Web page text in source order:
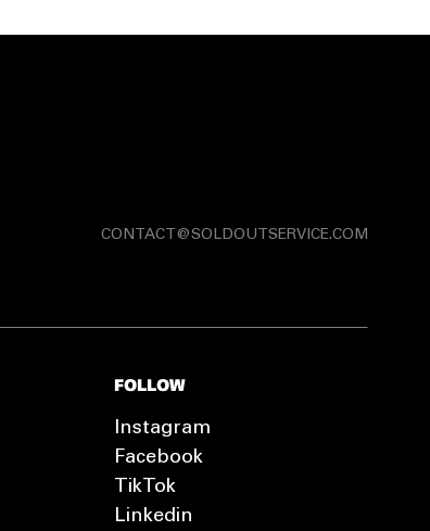
CONTACT@SOLDOUTSERVICE.COM
FOLLOW
Instagram
Facebook
TikTok
Linkedin